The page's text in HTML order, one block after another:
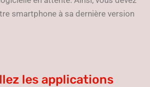
smartphone à sa dernière version
les applications